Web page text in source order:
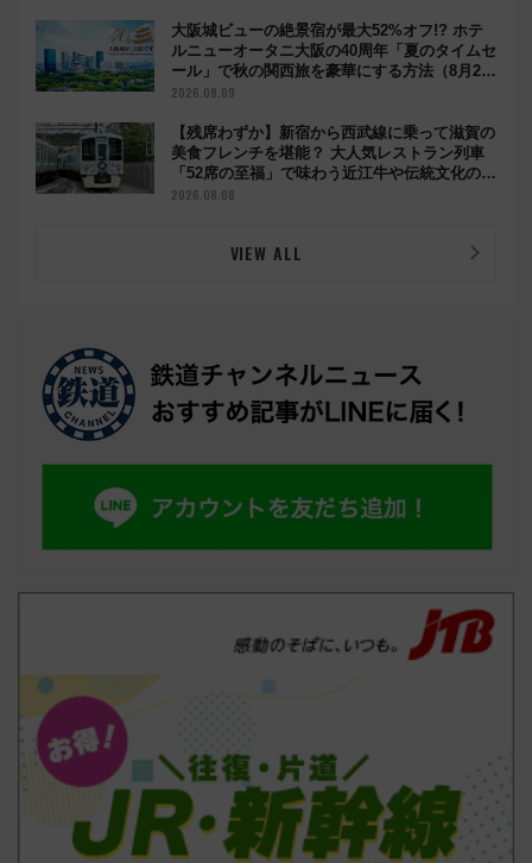
大阪城ビューの絶景宿が最大52%オフ!? ホテ
ルニューオータニ大阪の40周年「夏のタイムセ
ール」で秋の関西旅を豪華にする方法（8月20
日まで！）
2026.08.09
【残席わずか】新宿から西武線に乗って滋賀の
美食フレンチを堪能？ 大人気レストラン列車
「52席の至福」で味わう近江牛や伝統文化の特
別コラボ
2026.08.08
VIEW ALL